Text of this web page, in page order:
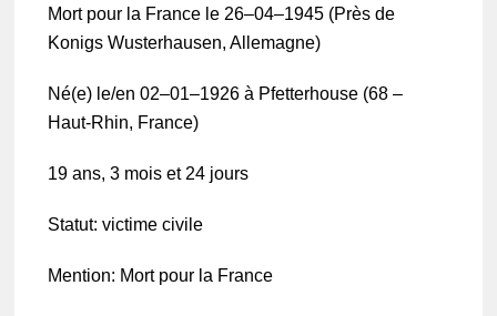
Mort pour la France le 26–04–1945 (Près de
Konigs Wuste­rhau­sen, Alle­magne)
Né(e) le/en 02–01–1926 à Pfet­te­rhouse (68 –
Haut-Rhin, France)
19 ans, 3 mois et 24 jours
Statut: victime civile
Mention: Mort pour la France